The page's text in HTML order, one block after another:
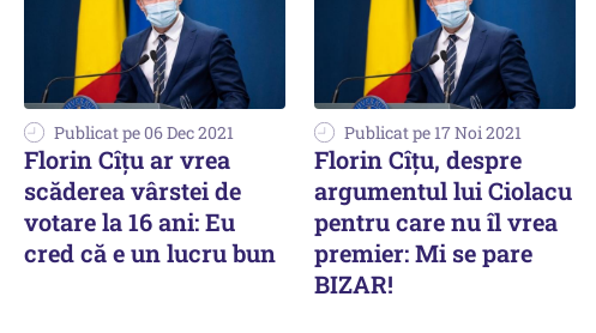
Publicat pe 06 Dec 2021
Florin Cîţu ar vrea
scăderea vârstei de
votare la 16 ani: Eu
cred că e un lucru bun
Publicat pe 17 Noi 2021
Florin Cîțu, despre
argumentul lui Ciolacu
pentru care nu îl vrea
premier: Mi se pare
BIZAR!